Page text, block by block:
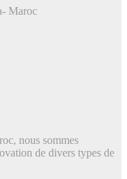
Maroc
nous sommes
de divers types de